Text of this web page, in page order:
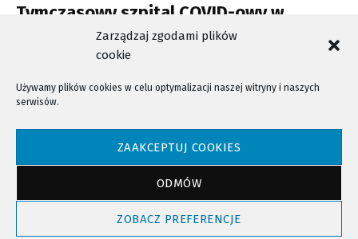
Zarządzaj zgodami plików
cookie
Używamy plików cookies w celu optymalizacji naszej witryny i naszych
serwisów.
ZAAKCEPTUJ COOKIES
ODMÓW
ZOBACZ PREFERENCJE
Tymczasowy szpital COVID-owy w
Krynicy gotowy na przyjęcie pacjentów
NTV - Nasza Telewizja Sądecka © 2023 Wszystkie prawa zastrzeżone!
Powrót do góry